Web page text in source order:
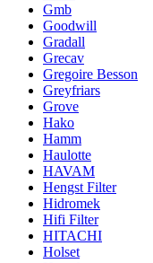
Gmb
Goodwill
Gradall
Grecav
Gregoire Besson
Greyfriars
Grove
Hako
Hamm
Haulotte
HAVAM
Hengst Filter
Hidromek
Hifi Filter
HITACHI
Holset